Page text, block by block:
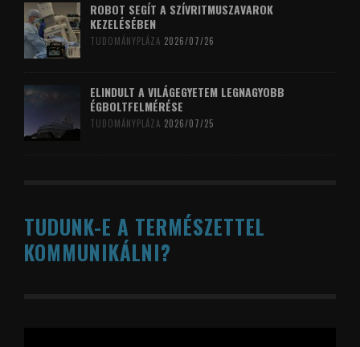
ROBOT SEGÍT A SZÍVRITMUSZAVAROK
KEZELÉSÉBEN
TUDOMÁNYPLÁZA 2026/07/26
ELINDULT A VILÁGEGYETEM LEGNAGYOBB
ÉGBOLTFELMÉRÉSE
TUDOMÁNYPLÁZA 2026/07/25
TUDUNK-E A TERMÉSZETTEL
KOMMUNIKÁLNI?